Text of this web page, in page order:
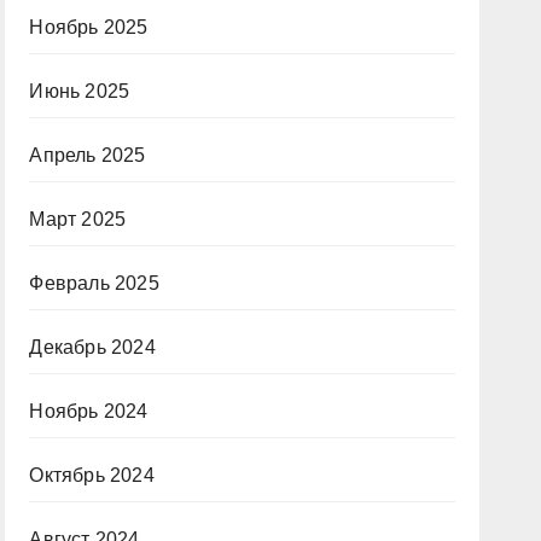
Ноябрь 2025
Июнь 2025
Апрель 2025
Март 2025
Февраль 2025
Декабрь 2024
Ноябрь 2024
Октябрь 2024